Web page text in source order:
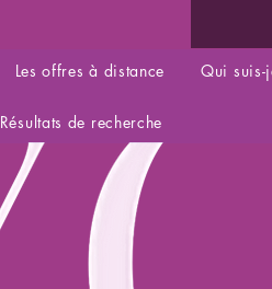
Les offres à distance Qui suis-
Résultats de recherche